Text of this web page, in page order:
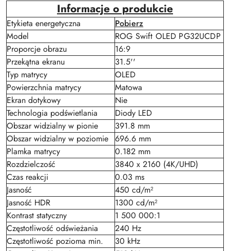
Informacje o produkcie
Etykieta energetyczna
Pobierz
Model
ROG Swift OLED PG32UCDP
Proporcje obrazu
16:9
Przekątna ekranu
31.5''
Typ matrycy
OLED
Powierzchnia matrycy
Matowa
Ekran dotykowy
Nie
Technologia podświetlania
Diody LED
Obszar widzialny w pionie
391.8 mm
Obszar widzialny w poziomie 696.6 mm
Plamka matrycy
0.182 mm
Rozdzielczość
3840 x 2160 (4K/UHD)
Czas reakcji
0.03 ms
Jasność
450 cd/m²
Jasność HDR
1300 cd/m²
Kontrast statyczny
1 500 000:1
Częstotliwość odświeżania
240 Hz
Częstotliwość pozioma min.
30 kHz